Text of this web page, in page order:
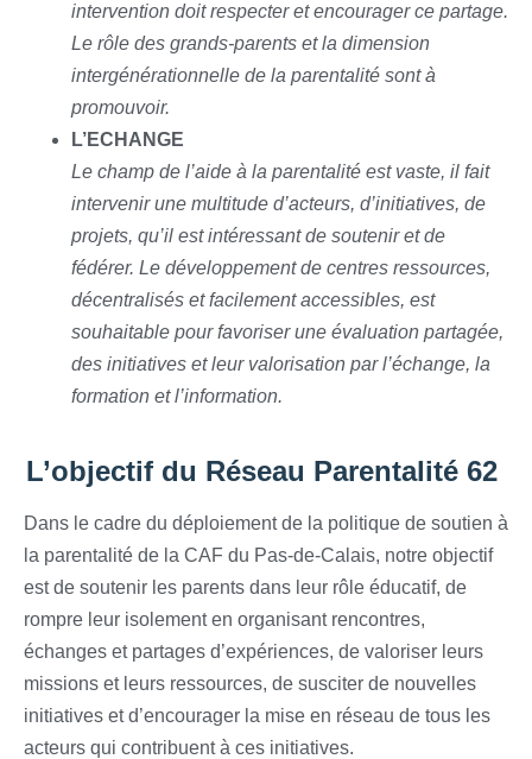
intervention doit respecter et encourager ce partage.
Le rôle des grands-parents et la dimension
intergénérationnelle de la parentalité sont à
promouvoir.
L’ECHANGE
Le champ de l’aide à la parentalité est vaste, il fait
intervenir une multitude d’acteurs, d’initiatives, de
projets, qu’il est intéressant de soutenir et de
fédérer. Le développement de centres ressources,
décentralisés et facilement accessibles, est
souhaitable pour favoriser une évaluation partagée,
des initiatives et leur valorisation par l’échange, la
formation et l’information.
L’objectif du Réseau Parentalité 62
Dans le cadre du déploiement de la politique de soutien à
la parentalité de la CAF du Pas-de-Calais, notre objectif
est de soutenir les parents dans leur rôle éducatif, de
rompre leur isolement en organisant rencontres,
échanges et partages d’expériences, de valoriser leurs
missions et leurs ressources, de susciter de nouvelles
initiatives et d’encourager la mise en réseau de tous les
acteurs qui contribuent à ces initiatives.